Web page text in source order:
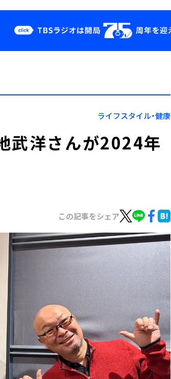
YouTube
会社情報
ライフスタイル・健康
武洋さんが2024年
この記事をシェア